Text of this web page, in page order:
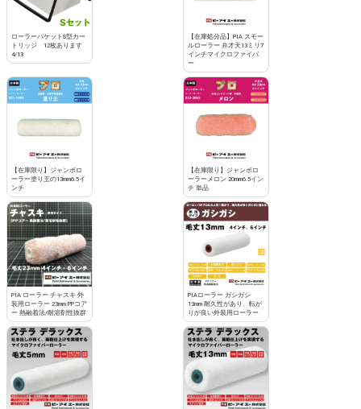
ローラーバケットS型カー
トリッジ 12枚あります
4/13
【在庫処分品】PIA スモー
ルローラー 弁才天13ミリ7
インチマイクロファイバ
ー
【在庫限り】ジャンボロ
ーラー塗り王の13mm6.5イ
ンチ
【在庫限り】ジャンボロ
ーラーメロン 20mm6.5イン
チ 単品
PIA ローラー チャスキ 外
装用ローラー 23mm PPコア
ー 熱融着法/耐溶剤性抜群
PIAローラー ガシガシ
13mm 耐久性があり、転が
りが良い外装用ローラー